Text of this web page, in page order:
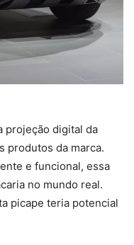
projeção digital da
produtos da marca.
e funcional, essa
no mundo real.
picape teria potencial